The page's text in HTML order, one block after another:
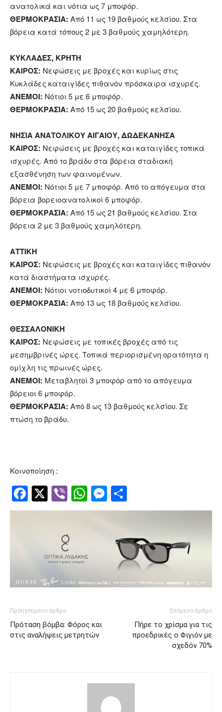
ανατολικά και νότια ως 7 μποφόρ.
ΘΕΡΜΟΚΡΑΣΙΑ: Από 11 ως 19 βαθμούς κελσίου. Στα
βόρεια κατά τόπους 2 με 3 βαθμούς χαμηλότερη.
ΚΥΚΛΑΔΕΣ, ΚΡΗΤΗ
ΚΑΙΡΟΣ: Νεφώσεις με βροχές και κυρίως στις
Κυκλάδες καταιγίδες πιθανόν πρόσκαιρα ισχυρές.
ΑΝΕΜΟΙ: Νότιοι 5 με 6 μποφόρ.
ΘΕΡΜΟΚΡΑΣΙΑ: Από 15 ως 20 βαθμούς κελσίου.
ΝΗΣΙΑ ΑΝΑΤΟΛΙΚΟΥ ΑΙΓΑΙΟΥ, ΔΩΔΕΚΑΝΗΣΑ
ΚΑΙΡΟΣ: Νεφώσεις με βροχές και καταιγίδες τοπικά
ισχυρές. Από το βράδυ στα βόρεια σταδιακή
εξασθένηση των φαινομένων.
ΑΝΕΜΟΙ: Νότιοι 5 με 7 μποφόρ. Από το απόγευμα στα
βόρεια βορειοανατολικοί 6 μποφόρ.
ΘΕΡΜΟΚΡΑΣΙΑ: Από 15 ως 21 βαθμούς κελσίου. Στα
βόρεια 2 με 3 βαθμούς χαμηλότερη.
ΑΤΤΙΚΗ
ΚΑΙΡΟΣ: Νεφώσεις με βροχές και καταιγίδες πιθανόν
κατά διαστήματα ισχυρές.
ΑΝΕΜΟΙ: Νότιοι νοτιοδυτικοί 4 με 6 μποφόρ.
ΘΕΡΜΟΚΡΑΣΙΑ: Από 13 ως 18 βαθμούς κελσίου.
ΘΕΣΣΑΛΟΝΙΚΗ
ΚΑΙΡΟΣ: Νεφώσεις με τοπικές βροχές από τις
μεσημβρινές ώρες. Τοπικά περιορισμένη ορατότητα η
ομίχλη τις πρωινές ώρες.
ΑΝΕΜΟΙ: Μεταβλητοί 3 μποφόρ από το απόγευμα
βόρειοι 6 μποφόρ.
ΘΕΡΜΟΚΡΑΣΙΑ: Από 8 ως 13 βαθμούς κελσίου. Σε
πτώση το βράδυ.
Κοινοποίηση :
Facebook
Twitter
ViberWhatsApp
Messenger
Προηγούμενο άρθρο
Πρόταση βόμβα: Φόρος και
στις αναλήψεις μετρητών
Επόμενο άρθρο
Πήρε το χρίσμα για τις
προεδρικές ο Φιγιόν με
σχεδόν 70%